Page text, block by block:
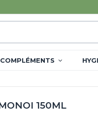
COMPLÉMENTS
150ML